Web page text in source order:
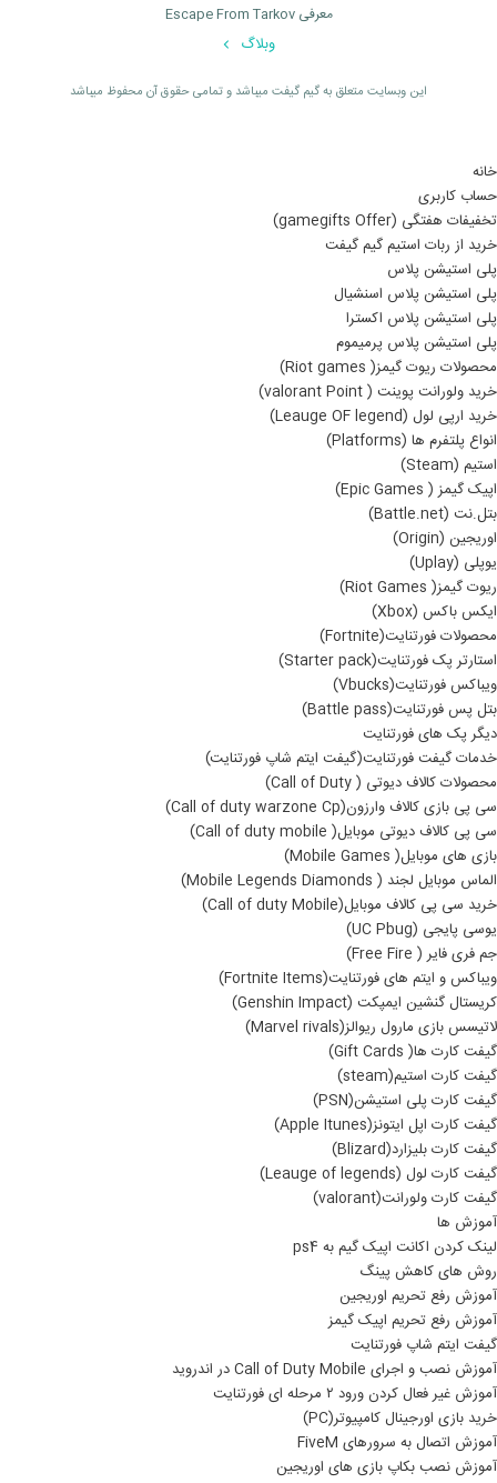
معرفی Escape From Tarkov
وبلاگ
اين وبسايت متعلق به گیم گیفت ميباشد و تمامی حقوق آن محفوظ ميباشد
خانه
حساب کاربری
تخفیفات هفتگی (gamegifts Offer)
خرید از ربات استیم گیم گیفت
پلی استیشن پلاس
پلی استیشن پلاس اسنشیال
پلی استیشن پلاس اکسترا
پلی استیشن پلاس پرمیموم
محصولات ریوت گیمز( Riot games)
خرید ولورانت پوینت ( valorant Point)
خرید ارپی لول (Leauge OF legend)
انواع پلتفرم ها (Platforms)
استیم (Steam)
اپیک گیمز ( Epic Games)
بتل.نت (Battle.net)
اوریجین (Origin)
یوپلی (Uplay)
ریوت گیمز( Riot Games)
ایکس باکس (Xbox)
محصولات فورتنایت(Fortnite)
استارتر پک فورتنایت(Starter pack)
ویباکس فورتنایت(Vbucks)
بتل پس فورتنایت(Battle pass)
دیگر پک های فورتنایت
خدمات گیفت فورتنایت(گیفت ایتم شاپ فورتنایت)
محصولات کالاف دیوتی ( Call of Duty)
سی پی بازی کالاف وارزون(Call of duty warzone Cp)
سی پی کالاف دیوتی موبایل( Call of duty mobile)
بازی های موبایل( Mobile Games)
الماس موبایل لجند ( Mobile Legends Diamonds)
خرید سی پی کالاف موبایل(Call of duty Mobile)
یوسی پایجی (UC Pbug)
جم فری فایر ( Free Fire)
ویباکس و ایتم های فورتنایت(Fortnite Items)
کریستال گنشین ایمپکت (Genshin Impact)
لاتیسس بازی مارول ریوالز(Marvel rivals)
گیفت کارت ها( Gift Cards)
گیفت کارت استیم(steam)
گیفت کارت پلی استیشن(PSN)
گیفت کارت اپل ایتونز(Apple Itunes)
گیفت کارت بلیزارد(Blizard)
گیفت کارت لول (Leauge of legends)
گیفت کارت ولورانت(valorant)
آموزش ها
لینک کردن اکانت اپیک گیم به ps4
روش های کاهش پینگ
آموزش رفع تحریم اوریجین
آموزش رفع تحریم اپیک گیمز
گیفت ایتم شاپ فورتنایت
آموزش نصب و اجرای Call of Duty Mobile در اندروید
آموزش غیر فعال کردن ورود ۲ مرحله ای فورتنایت
خرید بازی اورجینال کامپیوتر(PC)
آموزش اتصال به سرورهای FiveM
آموزش نصب بکاپ بازی های اوریجین